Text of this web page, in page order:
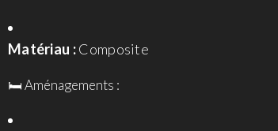
Matériau :Composite
🛏 Aménagements :